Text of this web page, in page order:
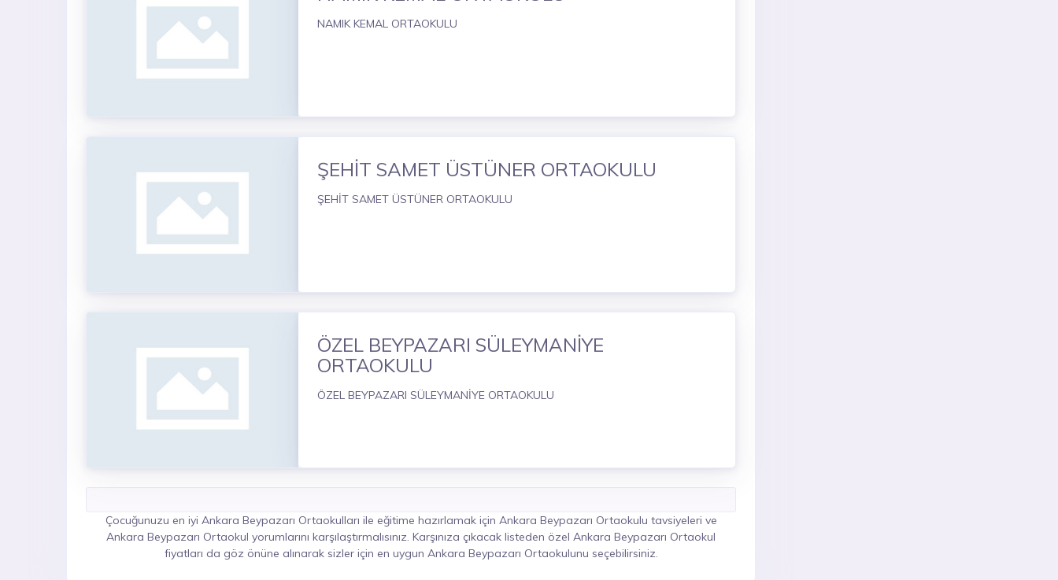
NAMIK KEMAL ORTAOKULU
ŞEHİT SAMET ÜSTÜNER ORTAOKULU
ŞEHİT SAMET ÜSTÜNER ORTAOKULU
ÖZEL BEYPAZARI SÜLEYMANİYE
ORTAOKULU
ÖZEL BEYPAZARI SÜLEYMANİYE ORTAOKULU
Çocuğunuzu en iyi Ankara Beypazarı Ortaokulları ile eğitime hazırlamak için Ankara Beypazarı Ortaokulu tavsiyeleri ve
Ankara Beypazarı Ortaokul yorumlarını karşılaştırmalısınız. Karşınıza çıkacak listeden özel Ankara Beypazarı Ortaokul
fiyatları da göz önüne alınarak sizler için en uygun Ankara Beypazarı Ortaokulunu seçebilirsiniz.